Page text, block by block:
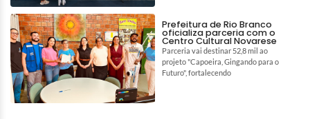
Prefeitura de Rio Branco
oficializa parceria com o
Centro Cultural Novarese
Parceria vai destinar 52,8 mil ao
projeto "Capoeira, Gingando para o
Futuro", fortalecendo